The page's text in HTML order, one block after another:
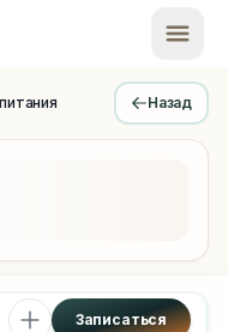
Authority in Saint
Назад
Записаться